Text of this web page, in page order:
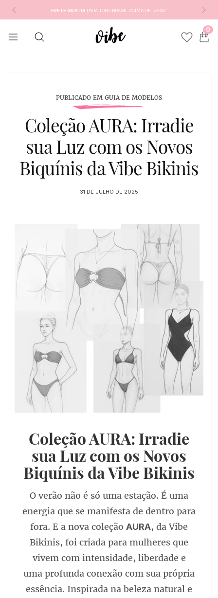
FRETE GRÁTIS PARA TODO BRASIL ACIMA DE R$350
0
PUBLICADO EM GUIA DE MODELOS
Coleção AURA: Irradie
sua Luz com os Novos
Biquínis da Vibe Bikinis
31 DE JULHO DE 2025
Coleção AURA: Irradie
sua Luz com os Novos
Biquínis da Vibe Bikinis
O verão não é só uma estação. É uma
energia que se manifesta de dentro para
fora. E a nova coleção AURA, da Vibe
Bikinis, foi criada para mulheres que
vivem com intensidade, liberdade e
uma profunda conexão com sua própria
essência. Inspirada na beleza natural e